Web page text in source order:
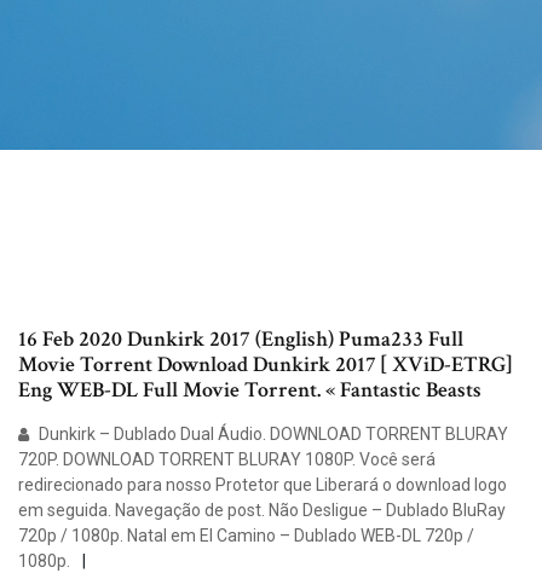
16 Feb 2020 Dunkirk 2017 (English) Puma233 Full
Movie Torrent Download Dunkirk 2017 [ XViD-ETRG]
Eng WEB-DL Full Movie Torrent. « Fantastic Beasts
Dunkirk – Dublado Dual Áudio. DOWNLOAD TORRENT BLURAY
720P. DOWNLOAD TORRENT BLURAY 1080P. Você será
redirecionado para nosso Protetor que Liberará o download logo
em seguida. Navegação de post. Não Desligue – Dublado BluRay
720p / 1080p. Natal em El Camino – Dublado WEB-DL 720p /
1080p.